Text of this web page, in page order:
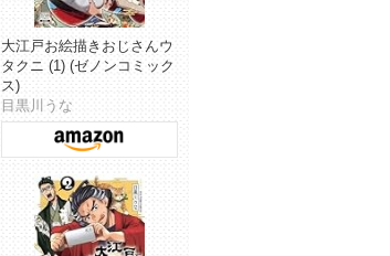
大江戸お絵描きおじさんウ
タクニ (1) (ゼノンコミック
ス)
目黒川うな